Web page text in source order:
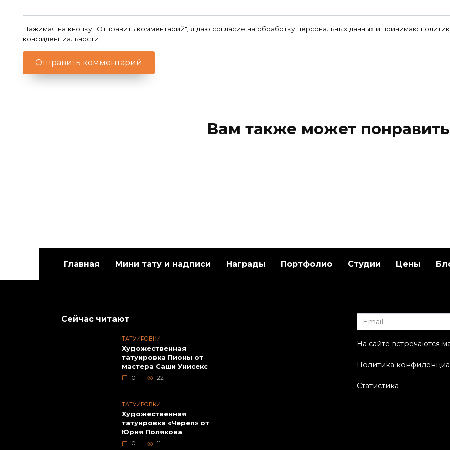
Нажимая на кнопку "Отправить комментарий", я даю согласие на обработку персональных данных и принимаю
конфиденциальности.
Вам также может
Химик.
Unisex.
Главная Мини тату и надписи Награды Портфолио Студии Цены
Сейчас читают
ТАТУИРОВКИ
Художественная
татуировка Пионы от
мастера Саши Унисекс
0 22
ТАТУИРОВКИ
Художественная
татуировка «Череп» от
Юрия Полякова
0 11
На сайте встречаются
Политика
Статистика